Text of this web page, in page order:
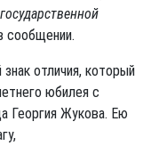
сообщении.
отличия, который
юбилея с
Георгия Жукова. Ею